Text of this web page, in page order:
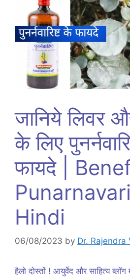
जानिये लिवर
के लिए
फायदे |
Hindi
06/08/2023 by Dr. Rajendra
हैलो दोस्तों ! आयुर्वेद और साहित्य